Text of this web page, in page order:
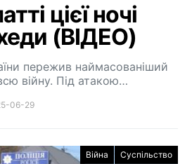
цієї ночі
(ВІДЕО)
пережив наймасованіший
війну. Під атакою…
06-29
Війна Суспільство